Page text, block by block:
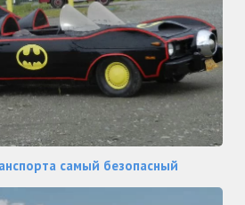
самый безопасный